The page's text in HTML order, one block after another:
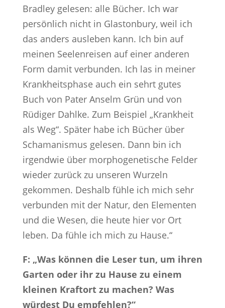
Bradley gelesen: alle Bücher. Ich war
persönlich nicht in Glastonbury, weil ich
das anders ausleben kann. Ich bin auf
meinen Seelenreisen auf einer anderen
Form damit verbunden. Ich las in meiner
Krankheitsphase auch ein sehrt gutes
Buch von Pater Anselm Grün und von
Rüdiger Dahlke. Zum Beispiel „Krankheit
als Weg“. Später habe ich Bücher über
Schamanismus gelesen. Dann bin ich
irgendwie über morphogenetische Felder
wieder zurück zu unseren Wurzeln
gekommen. Deshalb fühle ich mich sehr
verbunden mit der Natur, den Elementen
und die Wesen, die heute hier vor Ort
leben. Da fühle ich mich zu Hause.“
F: „Was können die Leser tun, um ihren
Garten oder ihr zu Hause zu einem
kleinen Kraftort zu machen? Was
würdest Du empfehlen?“